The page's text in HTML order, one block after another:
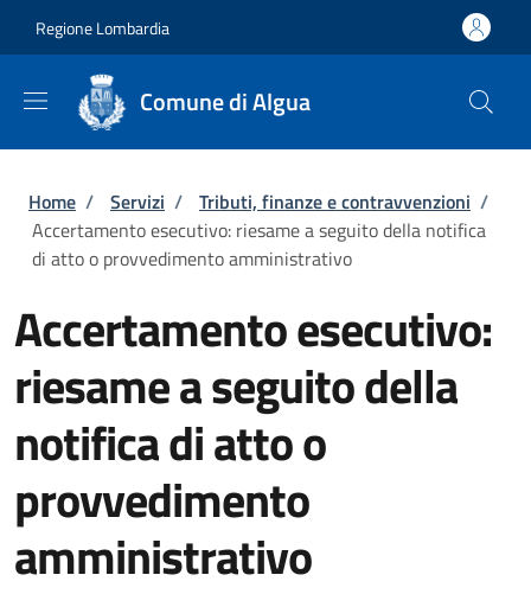
Regione Lombardia
Comune di Algua
Briciole di pane
Home / Servizi / Tributi, finanze e contravvenzioni /
Accertamento esecutivo: riesame a seguito della notifica
di atto o provvedimento amministrativo
Accertamento esecutivo:
riesame a seguito della
notifica di atto o
provvedimento
amministrativo